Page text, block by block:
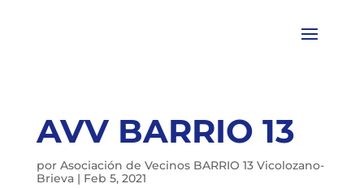
AVV BARRIO 13
por Asociación de Vecinos BARRIO 13 Vicolozano-
Brieva| Feb 5, 2021